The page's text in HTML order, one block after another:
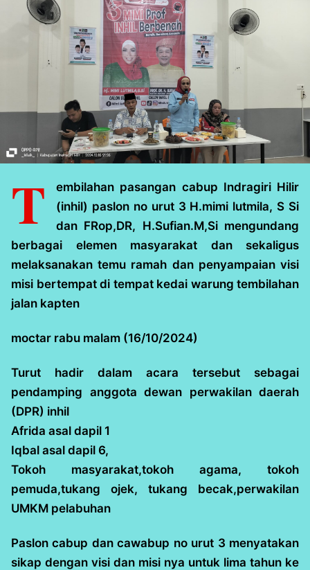
T
embilahan pasangan cabup Indragiri Hilir
(inhil) paslon no urut 3 H.mimi lutmila, S Si
dan FRop,DR, H.Sufian.M,Si mengundang
berbagai elemen masyarakat dan sekaligus
melaksanakan temu ramah dan penyampaian visi
misi bertempat di tempat kedai warung tembilahan
jalan kapten
moctar rabu malam (16/10/2024)
Turut hadir dalam acara tersebut sebagai
pendamping anggota dewan perwakilan daerah
(DPR) inhil
Afrida asal dapil 1
Iqbal asal dapil 6,
Tokoh masyarakat,tokoh agama, tokoh
pemuda,tukang ojek, tukang becak,perwakilan
UMKM pelabuhan
Paslon cabup dan cawabup no urut 3 menyatakan
sikap dengan visi dan misi nya untuk lima tahun ke